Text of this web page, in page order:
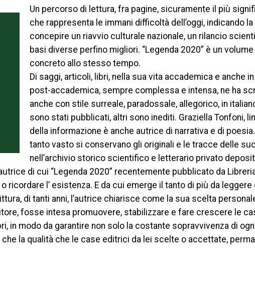
Un percorso di lettura, fra pagine, sicuramente il più
che rappresenta le immani difficoltà dell’oggi, indicando
concepire un riavvio culturale nazionale, un rilancio
basi diverse perfino migliori. “Legenda 2020” è un
concreto allo stesso tempo.
Di saggi, articoli, libri, nella sua vita accademica e anche
post-accademica, sempre complessa e intensa, ne ha
anche con stile surreale, paradossale, allegorico, in
sono stati pubblicati, altri sono inediti. Graziella Tonfoni,
della informazione è anche autrice di narrativa e di
tanto vasto si conservano gli originali e le tracce delle
nell’archivio storico scientifico e letterario privato
di cui “Legenda 2020” recentemente pubblicato da
ricordare l’ esistenza. E da cui emerge il tanto di più da
di tanti anni, l’autrice chiarisce come la sua scelta
fosse intesa promuovere, stabilizzare e fare crescere le
in modo da garantire non solo la costante sopravvivenza di
la qualità che le case editrici da lei scelte o accettate,